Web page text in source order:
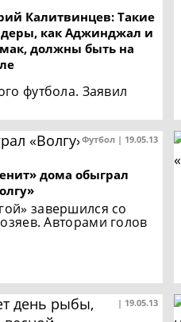
Калитвинцев: Такие
как Аджинджал и
должны быть на
футбола. Заявил
Футбол | 19.05.13
дома обыграл
завершился со
Авторами голов
| 19.05.13